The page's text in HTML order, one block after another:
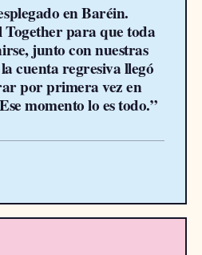
en Baréin.
Together para que toda
junto con nuestras
cuenta regresiva llegó
por primera vez en
momento lo es todo.”